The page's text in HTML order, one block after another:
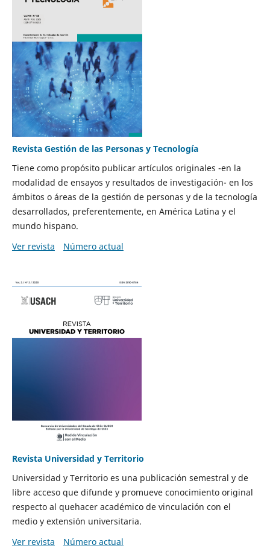
Revista Gestión de las Personas y Tecnología
Tiene como propósito publicar artículos originales -en la
modalidad de ensayos y resultados de investigación- en los
ámbitos o áreas de la gestión de personas y de la tecnología
desarrollados, preferentemente, en América Latina y el
mundo hispano.
Ver revista
Número actual
Revista Universidad y Territorio
Universidad y Territorio es una publicación semestral y de
libre acceso que difunde y promueve conocimiento original
respecto al quehacer académico de vinculación con el
medio y extensión universitaria.
Ver revista
Número actual